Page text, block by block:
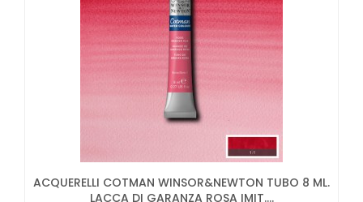
ACQUERELLI COTMAN WINSOR&NEWTON TUBO 8 ML.
LACCA DI GARANZA ROSA IMIT....